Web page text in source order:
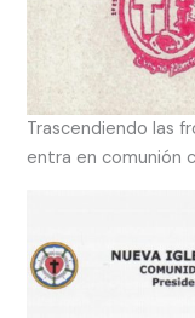
Trascendiendo las
entra en comunión